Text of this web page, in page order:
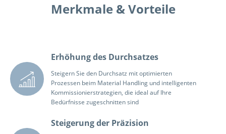
Merkmale & Vorteile
Erhöhung des Durchsatzes
Steigern Sie den Durchsatz mit optimierten
Prozessen beim Material Handling und intelligenten
Kommissionierstrategien, die ideal auf Ihre
Bedürfnisse zugeschnitten sind
Steigerung der Präzision